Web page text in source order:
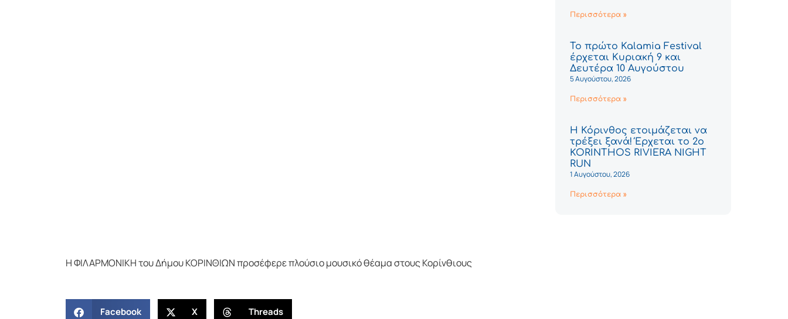
Περισσότερα »
Το πρώτο Kalamia Festival
έρχεται Κυριακή 9 και
Δευτέρα 10 Αυγούστου
5 Αυγούστου, 2026
Περισσότερα »
Η Κόρινθος ετοιμάζεται να
τρέξει ξανά! Έρχεται το 2ο
KORINTHOS RIVIERA NIGHT
RUN
1 Αυγούστου, 2026
Περισσότερα »
Η ΦΙΛΑΡΜΟΝΙΚΗ του Δήμου ΚΟΡΙΝΘΙΩΝ προσέφερε πλούσιο μουσικό θέαμα στους Κορίνθιους
Facebook X Threads